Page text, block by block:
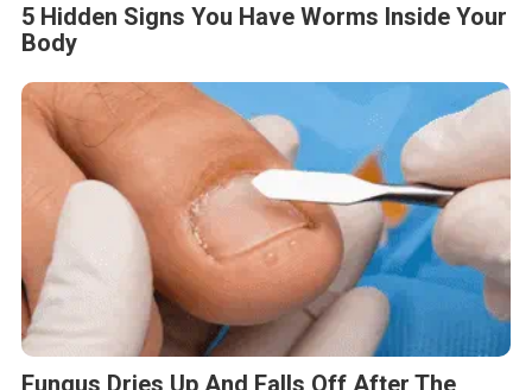
5 Hidden Signs You Have Worms Inside Your
Body